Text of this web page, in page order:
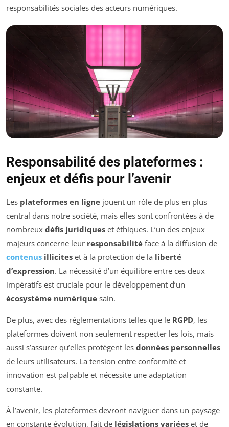
responsabilités sociales des acteurs numériques.
Responsabilité des plateformes :
enjeux et défis pour l’avenir
Les plateformes en ligne jouent un rôle de plus en plus
central dans notre société, mais elles sont confrontées à de
nombreux défis juridiques et éthiques. L’un des enjeux
majeurs concerne leur responsabilité face à la diffusion de
contenus illicites et à la protection de la liberté
d’expression. La nécessité d’un équilibre entre ces deux
impératifs est cruciale pour le développement d’un
écosystème numérique sain.
De plus, avec des réglementations telles que le RGPD, les
plateformes doivent non seulement respecter les lois, mais
aussi s’assurer qu’elles protègent les données personnelles
de leurs utilisateurs. La tension entre conformité et
innovation est palpable et nécessite une adaptation
constante.
À l’avenir, les plateformes devront naviguer dans un paysage
en constante évolution, fait de législations variées et de